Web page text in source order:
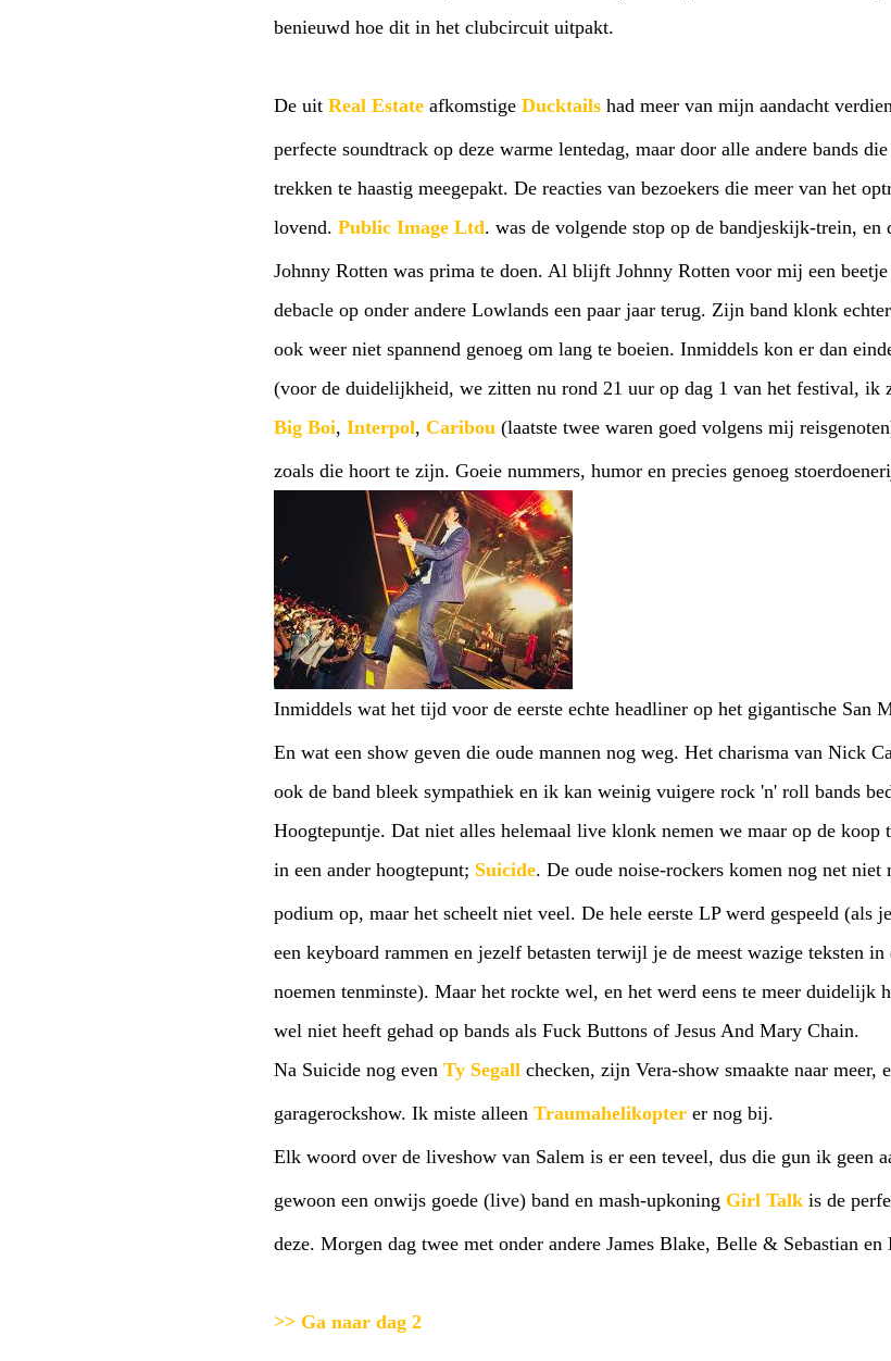
benieuwd hoe dit in het clubcircuit uitpakt.
De uit Real Estate afkomstige Ducktails had meer van mijn aandacht
perfecte soundtrack op deze warme lentedag, maar door alle andere bands
trekken te haastig meegepakt. De reacties van bezoekers die meer van het
lovend. Public Image Ltd. was de volgende stop op de bandjeskijk-trein,
Johnny Rotten was prima te doen. Al blijft Johnny Rotten voor mij een
debacle op onder andere Lowlands een paar jaar terug. Zijn band klonk
ook weer niet spannend genoeg om lang te boeien. Inmiddels kon er dan
(voor de duidelijkheid, we zitten nu rond 21 uur op dag 1 van het festival, ik
Big Boi, Interpol, Caribou (laatste twee waren goed volgens mij
zoals die hoort te zijn. Goeie nummers, humor en precies genoeg
Inmiddels wat het tijd voor de eerste echte headliner op het gigantische San
En wat een show geven die oude mannen nog weg. Het charisma van Nick
ook de band bleek sympathiek en ik kan weinig vuigere rock 'n' roll bands
Hoogtepuntje. Dat niet alles helemaal live klonk nemen we maar op de koop
in een ander hoogtepunt; Suicide. De oude noise-rockers komen nog net
podium op, maar het scheelt niet veel. De hele eerste LP werd gespeeld (als
een keyboard rammen en jezelf betasten terwijl je de meest wazige teksten
noemen tenminste). Maar het rockte wel, en het werd eens te meer duidelijk
wel niet heeft gehad op bands als Fuck Buttons of Jesus And Mary Chain.
Na Suicide nog even Ty Segall checken, zijn Vera-show smaakte naar meer,
garagerockshow. Ik miste alleen Traumahelikopter er nog bij.
Elk woord over de liveshow van Salem is er een teveel, dus die gun ik geen
gewoon een onwijs goede (live) band en mash-upkoning Girl Talk is de
deze. Morgen dag twee met onder andere James Blake, Belle & Sebastian
>> Ga naar dag 2